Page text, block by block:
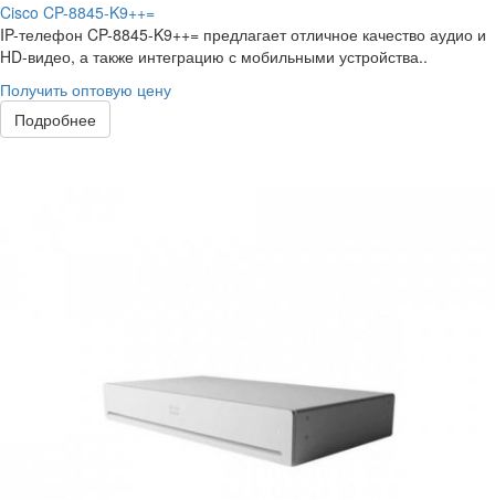
Cisco CP-8845-K9++=
IP-телефон CP-8845-K9++= предлагает отличное качество аудио и
HD-видео, а также интеграцию с мобильными устройства..
Получить оптовую цену
Подробнее